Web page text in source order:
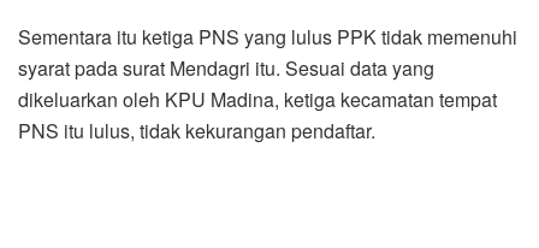
Sementara itu ketiga PNS yang lulus PPK tidak memenuhi
syarat pada surat Mendagri itu. Sesuai data yang
dikeluarkan oleh KPU Madina, ketiga kecamatan tempat
PNS itu lulus, tidak kekurangan pendaftar.